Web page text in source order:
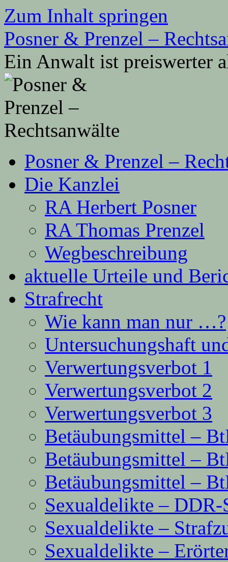
Zum Inhalt springen
Posner & Prenzel –
Ein Anwalt ist preiswerter
Posner & Prenzel –
Die Kanzlei
RA Herbert Posner
RA Thomas Prenzel
Wegbeschreibung
aktuelle Urteile und
Strafrecht
Wie kann man nur …?
Untersuchungshaft
Verwertungsverbot 1
Verwertungsverbot 2
Verwertungsverbot 3
Betäubungsmittel –
Betäubungsmittel –
Betäubungsmittel –
Sexualdelikte – DDR-
Sexualdelikte –
Sexualdelikte –